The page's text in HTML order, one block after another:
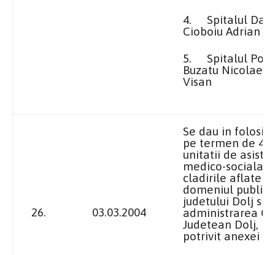
4. Spitalul
Cioboiu Adrian
5. Spitalul
Buzatu Nicolae
Visan
26. 03.03.2004
Se dau in
pe termen de 49
unitatii de
medico-sociala
cladirile aflate in
domeniul public
judetului Dolj si
administrarea
Judetean Dolj,
potrivit anexei